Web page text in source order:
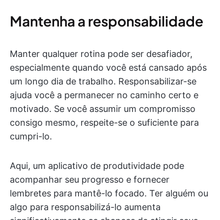
Mantenha a responsabilidade
Manter qualquer rotina pode ser desafiador,
especialmente quando você está cansado após
um longo dia de trabalho. Responsabilizar-se
ajuda você a permanecer no caminho certo e
motivado. Se você assumir um compromisso
consigo mesmo, respeite-se o suficiente para
cumpri-lo.
Aqui, um aplicativo de produtividade pode
acompanhar seu progresso e fornecer
lembretes para mantê-lo focado. Ter alguém ou
algo para responsabilizá-lo aumenta